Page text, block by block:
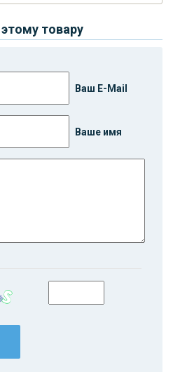
товару
Ваш E-Mail
Ваше имя